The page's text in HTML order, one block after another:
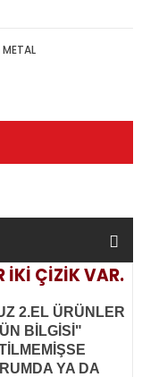
İKİ ÇİZİK VAR.
2.EL ÜRÜNLER
BİLGİSİ"
YA DA